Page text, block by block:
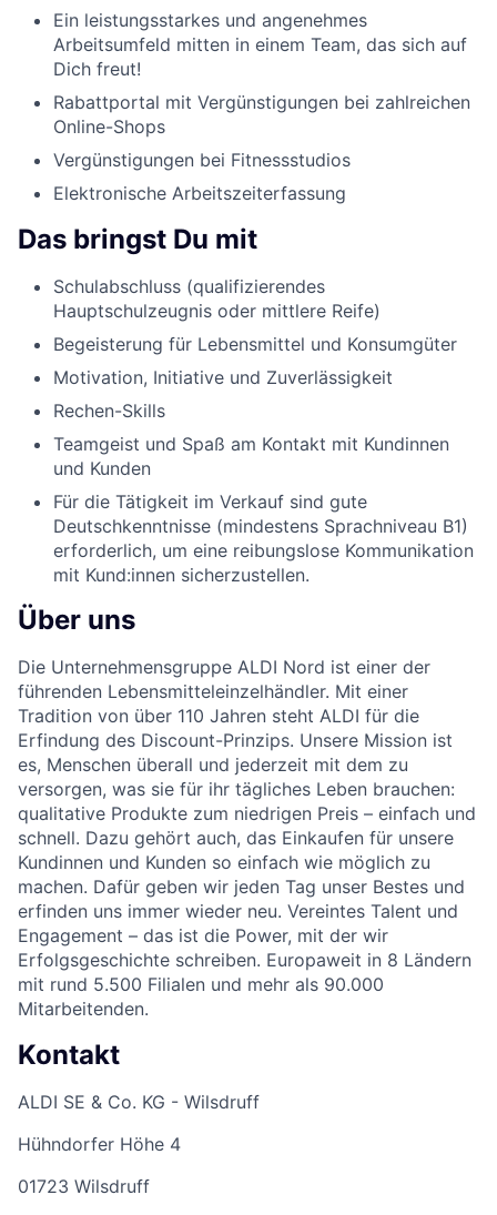
Ein leistungsstarkes und angenehmes
Arbeitsumfeld mitten in einem Team, das sich auf
Dich freut!
Rabattportal mit Vergünstigungen bei zahlreichen
Online-Shops
Vergünstigungen bei Fitnessstudios
Elektronische Arbeitszeiterfassung
Das bringst Du mit
Schulabschluss (qualifizierendes
Hauptschulzeugnis oder mittlere Reife)
Begeisterung für Lebensmittel und Konsumgüter
Motivation, Initiative und Zuverlässigkeit
Rechen-Skills
Teamgeist und Spaß am Kontakt mit Kundinnen
und Kunden
Für die Tätigkeit im Verkauf sind gute
Deutschkenntnisse (mindestens Sprachniveau B1)
erforderlich, um eine reibungslose Kommunikation
mit Kund:innen sicherzustellen.
Über uns
Die Unternehmensgruppe ALDI Nord ist einer der
führenden Lebensmitteleinzelhändler. Mit einer
Tradition von über 110 Jahren steht ALDI für die
Erfindung des Discount-Prinzips. Unsere Mission ist
es, Menschen überall und jederzeit mit dem zu
versorgen, was sie für ihr tägliches Leben brauchen:
qualitative Produkte zum niedrigen Preis – einfach und
schnell. Dazu gehört auch, das Einkaufen für unsere
Kundinnen und Kunden so einfach wie möglich zu
machen. Dafür geben wir jeden Tag unser Bestes und
erfinden uns immer wieder neu. Vereintes Talent und
Engagement – das ist die Power, mit der wir
Erfolgsgeschichte schreiben. Europaweit in 8 Ländern
mit rund 5.500 Filialen und mehr als 90.000
Mitarbeitenden.
Kontakt
ALDI SE & Co. KG - Wilsdruff
Hühndorfer Höhe 4
01723 Wilsdruff